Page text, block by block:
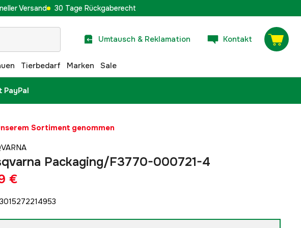
Versand 30 Tage Rückgaberecht
Umtausch & Reklamation Kontakt
Tierbedarf Marken Sale
PayPal
Sortiment genommen
Packaging/F3770-000721-4
€
3015272214953